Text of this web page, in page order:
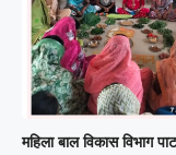
महिला बाल विकास विभाग